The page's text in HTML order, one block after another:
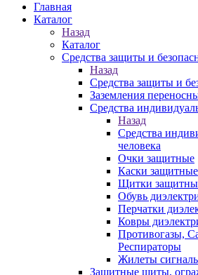
Главная
Каталог
Назад
Каталог
Средства защиты и
Назад
Средства защиты и
Заземления
Средства
Назад
Средства
человека
Очки защитные
Каски защитные
Щитки
Обувь
Перчатки
Ковры
Противогазы,
Респираторы
Жилеты
Защитные щиты,